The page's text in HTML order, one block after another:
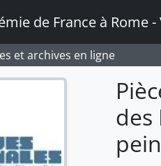
de France à Rome
et archives en ligne
des